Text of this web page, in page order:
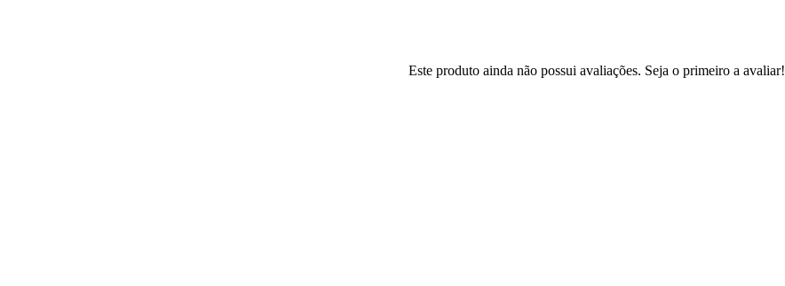
Este produto ainda não possui avaliações. Seja o primeiro a avaliar!